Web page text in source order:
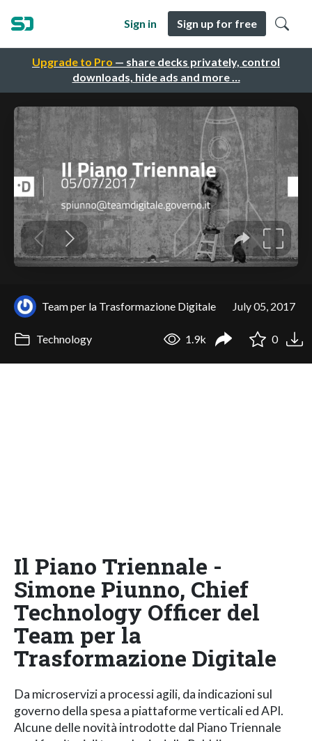
Upgrade to Pro — share decks privately, control
downloads, hide ads and more …
Sign in Sign up for free
Team per la Trasformazione Digitale July 05, 2017
Technology 1.9k 0
Il Piano Triennale -
Simone Piunno, Chief
Technology Officer del
Team per la
Trasformazione Digitale
Da microservizi a processi agili, da indicazioni sul
governo della spesa a piattaforme verticali ed API.
Alcune delle novità introdotte dal Piano Triennale